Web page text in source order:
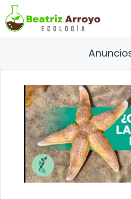
Saltar
al
contenido